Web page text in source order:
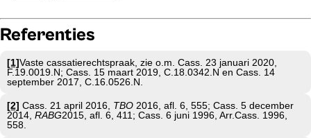
Referenties
[1]Vaste cassatierechtspraak, zie o.m. Cass. 23 januari 2020,
F.19.0019.N; Cass. 15 maart 2019, C.18.0342.N en Cass. 14
september 2017, C.16.0526.N.
[2] Cass. 21 april 2016, TBO 2016, afl. 6, 555; Cass. 5 december
2014, RABG2015, afl. 6, 411; Cass. 6 juni 1996, Arr.Cass. 1996,
558.